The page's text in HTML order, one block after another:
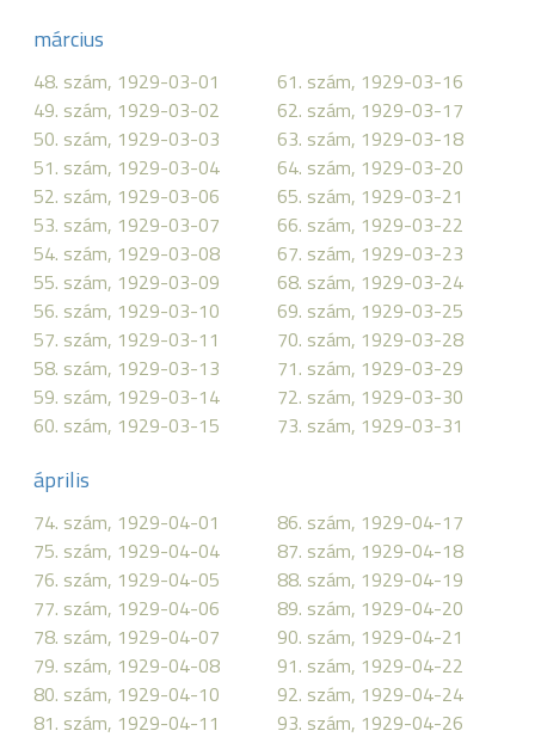
március
48. szám, 1929-03-01
49. szám, 1929-03-02
50. szám, 1929-03-03
51. szám, 1929-03-04
52. szám, 1929-03-06
53. szám, 1929-03-07
54. szám, 1929-03-08
55. szám, 1929-03-09
56. szám, 1929-03-10
57. szám, 1929-03-11
58. szám, 1929-03-13
59. szám, 1929-03-14
60. szám, 1929-03-15
61. szám, 1929-03-16
62. szám, 1929-03-17
63. szám, 1929-03-18
64. szám, 1929-03-20
65. szám, 1929-03-21
66. szám, 1929-03-22
67. szám, 1929-03-23
68. szám, 1929-03-24
69. szám, 1929-03-25
70. szám, 1929-03-28
71. szám, 1929-03-29
72. szám, 1929-03-30
73. szám, 1929-03-31
április
74. szám, 1929-04-01
75. szám, 1929-04-04
76. szám, 1929-04-05
77. szám, 1929-04-06
78. szám, 1929-04-07
79. szám, 1929-04-08
80. szám, 1929-04-10
81. szám, 1929-04-11
86. szám, 1929-04-17
87. szám, 1929-04-18
88. szám, 1929-04-19
89. szám, 1929-04-20
90. szám, 1929-04-21
91. szám, 1929-04-22
92. szám, 1929-04-24
93. szám, 1929-04-26